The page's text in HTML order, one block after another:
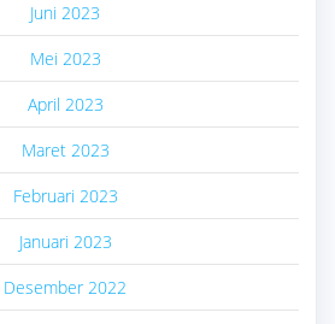
Juni 2023
Mei 2023
April 2023
Maret 2023
Februari 2023
Januari 2023
Desember 2022